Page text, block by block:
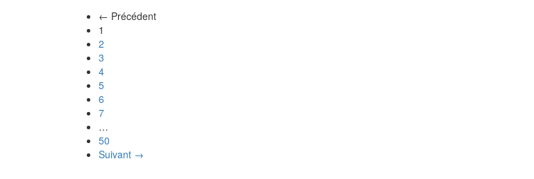
← Précédent
1
2
3
4
5
6
7
…
50
Suivant →